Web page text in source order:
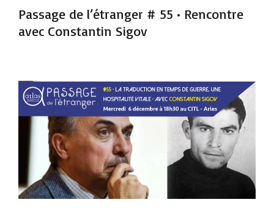
Passage de l’étranger # 55 • Rencontre
avec Constantin Sigov